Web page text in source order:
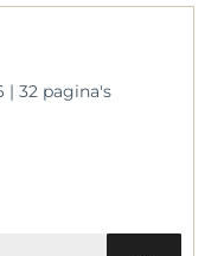
| 32 pagina's